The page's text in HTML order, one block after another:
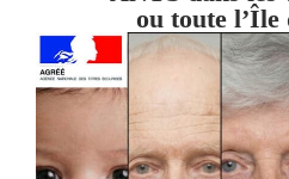
ou toute l’Île